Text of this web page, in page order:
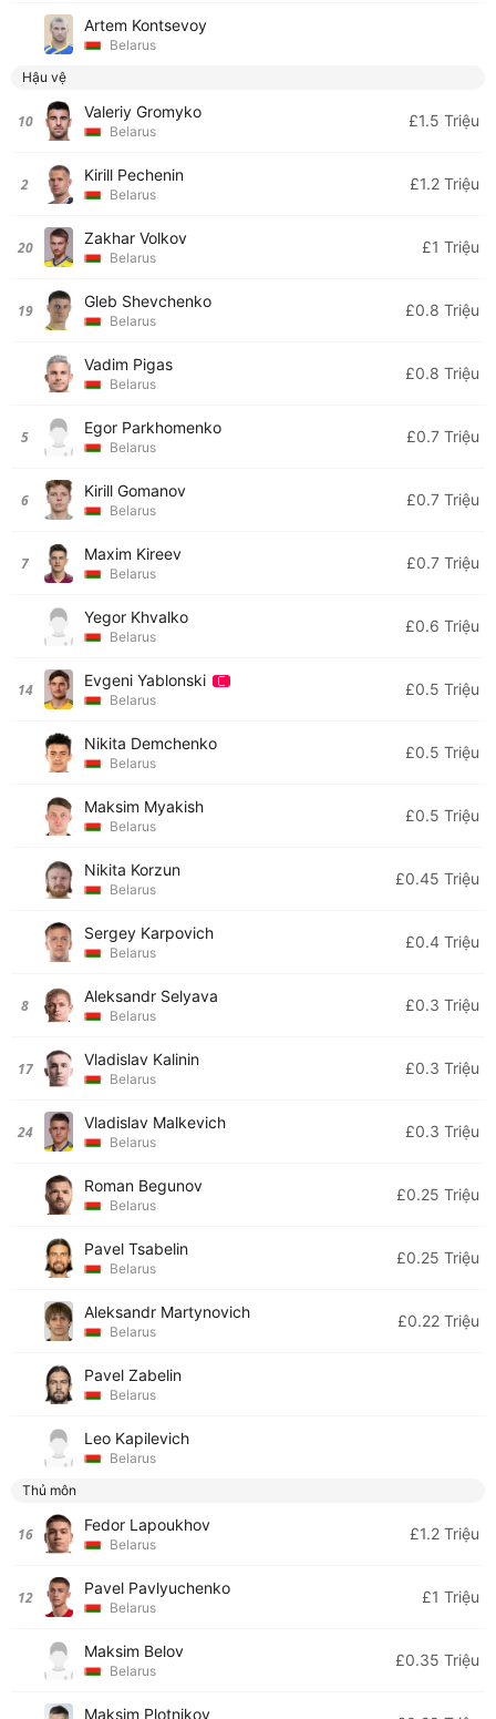
Artem Kontsevoy
Belarus
Hậu vệ
10 Valeriy Gromyko
Belarus
£1.5 Triệu
2 Kirill Pechenin
Belarus
£1.2 Triệu
20 Zakhar Volkov
Belarus
£1 Triệu
19 Gleb Shevchenko
Belarus
£0.8 Triệu
Vadim Pigas
Belarus
£0.8 Triệu
5 Egor Parkhomenko
Belarus
£0.7 Triệu
6 Kirill Gomanov
Belarus
£0.7 Triệu
7 Maxim Kireev
Belarus
£0.7 Triệu
Yegor Khvalko
Belarus
£0.6 Triệu
14 Evgeni Yablonski
Belarus
£0.5 Triệu
Nikita Demchenko
Belarus
£0.5 Triệu
Maksim Myakish
Belarus
£0.5 Triệu
Nikita Korzun
Belarus
£0.45 Triệu
Sergey Karpovich
Belarus
£0.4 Triệu
8 Aleksandr Selyava
Belarus
£0.3 Triệu
17 Vladislav Kalinin
Belarus
£0.3 Triệu
24 Vladislav Malkevich
Belarus
£0.3 Triệu
Roman Begunov
Belarus
£0.25 Triệu
Pavel Tsabelin
Belarus
£0.25 Triệu
Aleksandr Martynovich
Belarus
£0.22 Triệu
Pavel Zabelin
Belarus
Leo Kapilevich
Belarus
Thủ môn
16 Fedor Lapoukhov
Belarus
£1.2 Triệu
12 Pavel Pavlyuchenko
Belarus
£1 Triệu
Maksim Belov
Belarus
£0.35 Triệu
Maksim Plotnikov